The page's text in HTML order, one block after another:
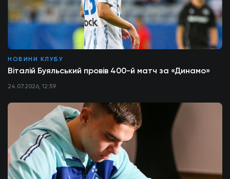
НОВИНИ КЛУБУ
Віталій Буяльський провів 400-й матч за «Динамо»
24.07.2026, 12:59